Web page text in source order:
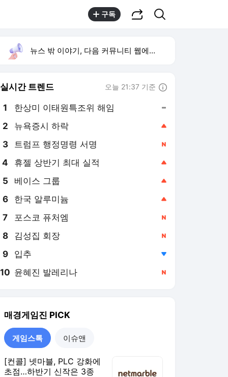
구독
뉴스 밖 이야기, 다음 커뮤니티 웹에서 보기
실시간 트렌드 오늘 21:37 기준
1 한상미 이태원특조위 해임
2 뉴욕증시 하락
3 트럼프 행정명령 서명
4 휴젤 상반기 최대 실적
5 베이스 그룹
6 한국 알루미늄
7 포스코 퓨처엠
8 김성집 회장
9 입추
10 윤혜진 발레리나
매경게임진 PICK
게임스톡 이슈앤
[컨콜] 넷마블, PLC 강화에
초점…하반기 신작은 3종